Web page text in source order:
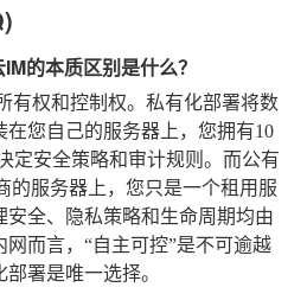
的本质区别是什么？
有权和控制权。私有化部署将数
您自己的服务器上，您拥有10
定安全策略和审计规则。而公有
的服务器上，您只是一个租用服
安全、隐私策略和生命周期均由
而言，“自主可控”是不可逾越
署是唯一选择。